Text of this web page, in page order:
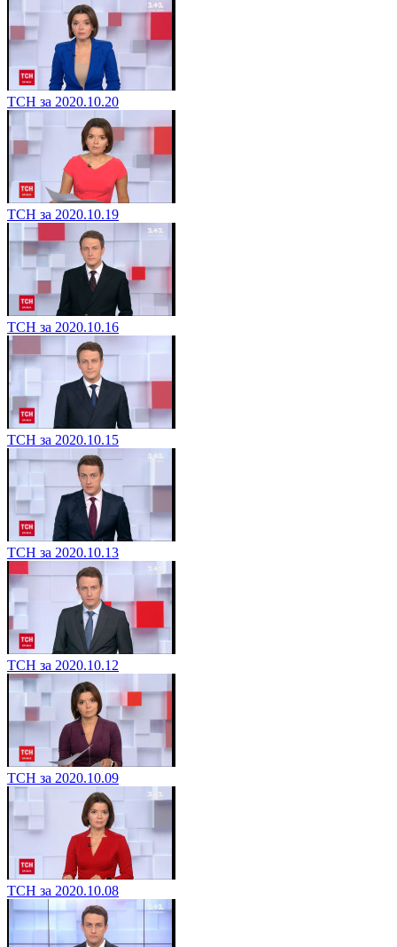
ТСН за 2020.10.20
ТСН за 2020.10.19
ТСН за 2020.10.16
ТСН за 2020.10.15
ТСН за 2020.10.13
ТСН за 2020.10.12
ТСН за 2020.10.09
ТСН за 2020.10.08